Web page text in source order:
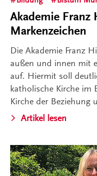
Akademie
Markenzeichen
Die Akademie Franz
außen und innen mit
auf. Hiermit soll
katholische Kirche im
Kirche der Beziehung
Artikel lesen